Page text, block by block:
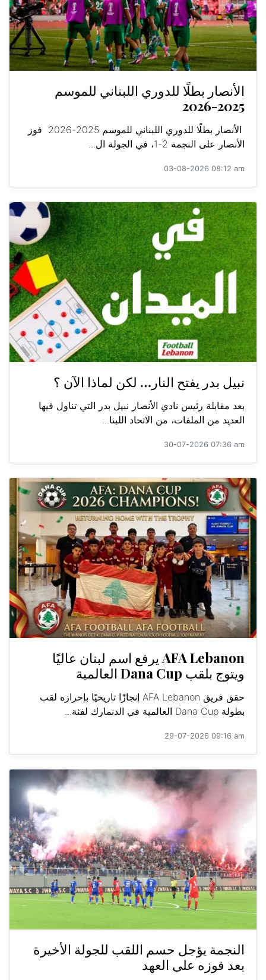
الأنصار بطلًا للدوري اللبناني للموسم
2025-2026
الأنصار بطلًا للدوري اللبناني للموسم 2025-2026 فوز
الأنصار على النجمة 2-1، في الجولة ال...
03-08-2026 08:12 am
نبيل بدر يفتح النار… لكن لماذا الآن ؟
بعد مقابلة رئيس نادي الأنصار نبيل بدر التي تناول فيها
العديد من الملفات، من الاتحاد اللبنا...
30-07-2026 07:36 am
AFA Lebanon يرفع اسم لبنان عاليًا
ويتوج بلقب Dana Cup العالمية
حقق فريق AFA Lebanon إنجازًا تاريخيًا بإحرازه لقب
بطولة Dana Cup العالمية في الدنمارك لفئة...
29-07-2026 09:16 am
النجمة يؤجل حسم اللقب للجولة الأخيرة
بعد فوزه على العهد